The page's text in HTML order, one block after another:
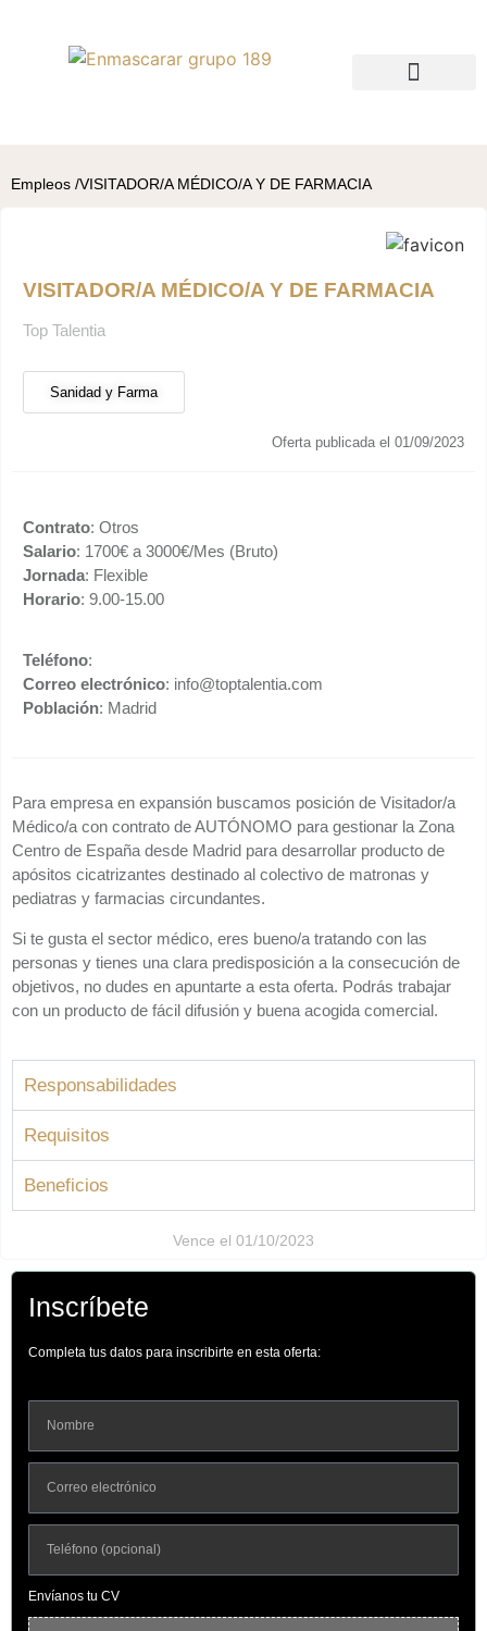
Empleos /VISITADOR/A MÉDICO/A Y DE FARMACIA
VISITADOR/A MÉDICO/A Y DE FARMACIA
Top Talentia
Sanidad y Farma
Oferta publicada el 01/09/2023
Contrato: Otros
Salario: 1700€ a 3000€/Mes (Bruto)
Jornada: Flexible
Horario: 9.00-15.00
Teléfono:
Correo electrónico: info@toptalentia.com
Población: Madrid
Para empresa en expansión buscamos posición de Visitador/a
Médico/a con contrato de AUTÓNOMO para gestionar la Zona
Centro de España desde Madrid para desarrollar producto de
apósitos cicatrizantes destinado al colectivo de matronas y
pediatras y farmacias circundantes.
Si te gusta el sector médico, eres bueno/a tratando con las
personas y tienes una clara predisposición a la consecución de
objetivos, no dudes en apuntarte a esta oferta. Podrás trabajar
con un producto de fácil difusión y buena acogida comercial.
Responsabilidades
Requisitos
Beneficios
Vence el 01/10/2023
Inscríbete
Completa tus datos para inscribirte en esta oferta:
Envíanos tu CV